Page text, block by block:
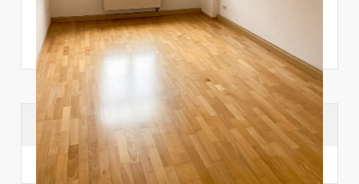
Suchhistorie
noch nichts angesehen